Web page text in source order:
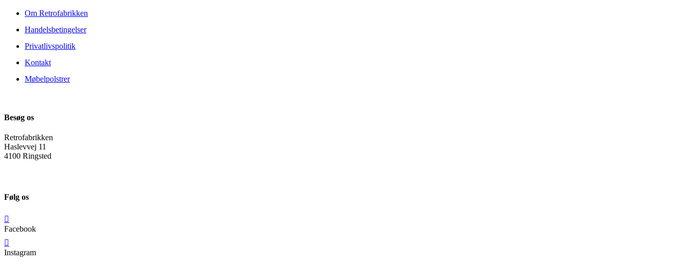
Om Retrofabrikken
Handelsbetingelser
Privatlivspolitik
Kontakt
Møbelpolstrer
Besøg os
Retrofabrikken
Haslevvej 11
4100 Ringsted
Følg os
Facebook
Instagram